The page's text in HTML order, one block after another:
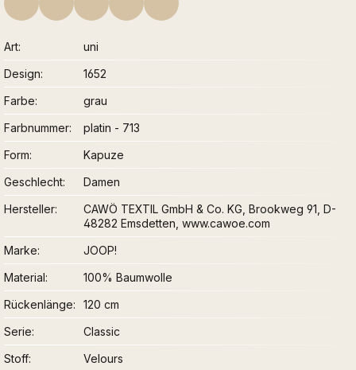
Art
uni
Design
1652
Farbe
grau
Farbnummer
platin - 713
Form
Kapuze
Geschlecht
Damen
Hersteller
CAWÖ TEXTIL GmbH & Co. KG, Brookweg 91, D-
48282 Emsdetten, www.cawoe.com
Marke
JOOP!
Material
100% Baumwolle
Rückenlänge
120 cm
Serie
Classic
Stoff
Velours